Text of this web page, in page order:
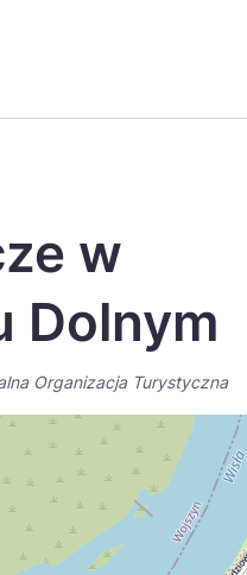
日本
w
Dolnym
Organizacja Turystyczna